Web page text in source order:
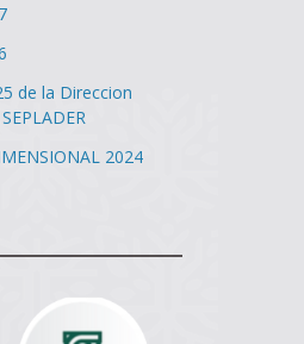
de la Direccion
2024